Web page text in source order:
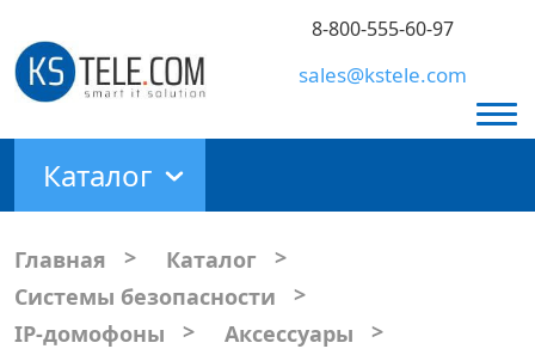
8-800-555-60-97
sales@kstele.com
Каталог
Главная > Каталог
>
Системы безопасности
>
IP-домофоны
> Аксессуары
>